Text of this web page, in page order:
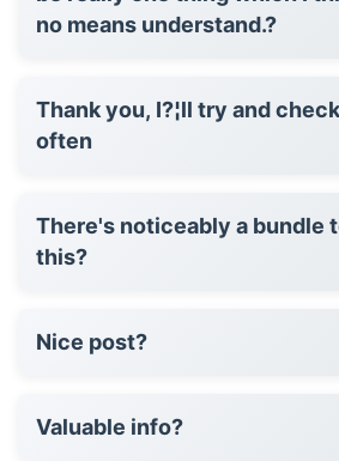
no means understand.?
Thank you, I?¦ll try and
often
There's noticeably a bundle
this?
Nice post?
Valuable info?